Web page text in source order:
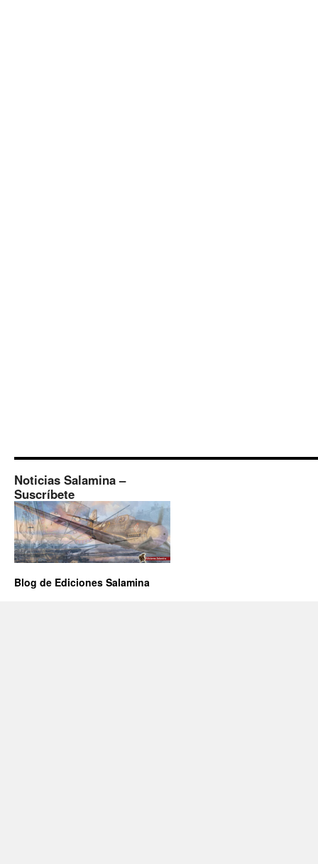
Noticias Salamina –
Suscríbete
Blog de Ediciones Salamina